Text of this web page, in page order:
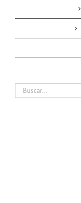
Buscar: